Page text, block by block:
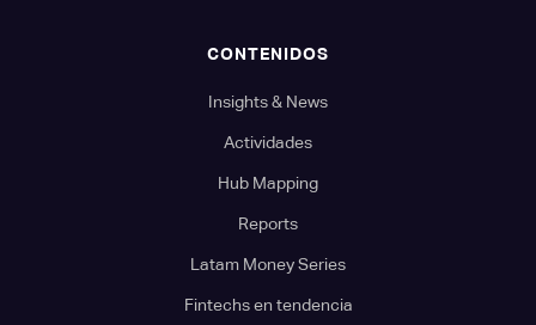
CONTENIDOS
Insights & News
Actividades
Hub Mapping
Reports
Latam Money Series
Fintechs en tendencia